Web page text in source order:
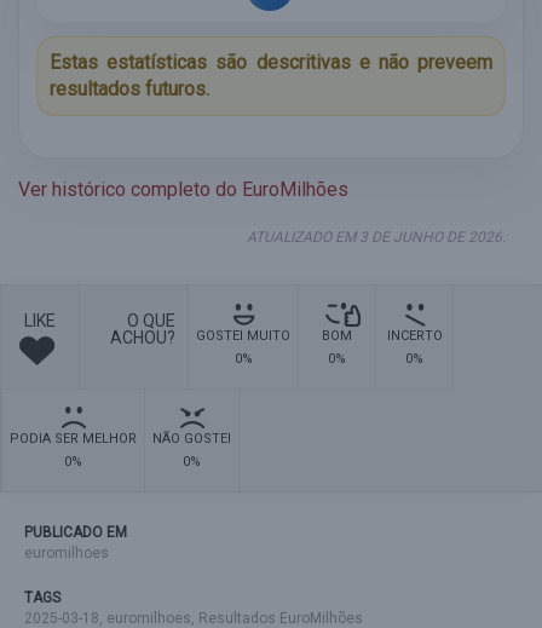
Estas estatísticas são descritivas e não preveem
resultados futuros.
Ver histórico completo do EuroMilhões
ATUALIZADO EM 3 DE JUNHO DE 2026.
LIKE
O QUE
ACHOU?
GOSTEI MUITO
0%
BOM
0%
INCERTO
0%
PODIA SER MELHOR
0%
NÃO GOSTEI
0%
PUBLICADO EM
euromilhoes
TAGS
2025-03-18, euromilhoes, Resultados EuroMilhões